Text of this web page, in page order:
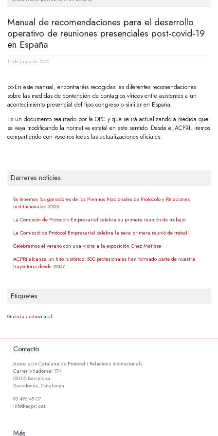
Manual de recomendaciones para el desarrollo
operativo de reuniones presenciales post-covid-19
en España
12 de junio de 2020
p>En este manual, encontraréis recogidas las diferentes recomendaciones
sobre las medidas de contención de contagios víricos entre asistentes a un
acontecimiento presencial del tipo congreso o similar en España.
Es un documento realizado por la OPC y que se irá actualizando a medida que
se vaya modificando la normativa estatal en este sentido. Desde el ACPRI, iremos
compartiendo con vosotros todas las actualizaciones oficiales.
Darreres notícies
Ya tenemos los ganadores de los Premios Nacionales de Protocolo y Relaciones
Institucionales 2026
La Comisión de Protocolo Empresarial celebra su primera reunión de trabajo
La Comissió de Protocol Empresarial celebra la seva primera reunió de treball
Celebramos el verano con una visita a la exposición Chez Matisse
ACPRI alcanza un hito histórico: 500 profesionales han formado parte de nuestra
trayectoria desde 2007
Etiquetes
Galería audiovisual
Contacto
Associació Catalana de Protocol i Relacions Institucionals
Carrer Viladomat 174
08015 Barcelona
Barcelonès, Catalunya
93 496 45 07
info@acpri.cat
Más